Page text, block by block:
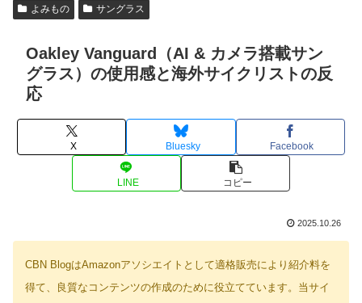
よみもの サングラス
Oakley Vanguard（AI & カメラ搭載サン
グラス）の使用感と海外サイクリストの反
応
X Bluesky Facebook
LINE コピー
2025.10.26
CBN BlogはAmazonアソシエイトとして適格販売により紹介料を
得て、良質なコンテンツの作成のために役立てています。当サイ